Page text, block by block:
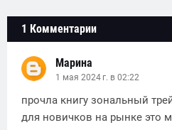
1 Комментарии
Марина
1 мая 2024 г. в 02:22
прочла книгу зональный
для новичков на рынке это